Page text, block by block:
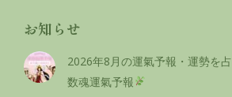
お知らせ
2026年8月の運氣予報・運勢を
数魂運氣予報